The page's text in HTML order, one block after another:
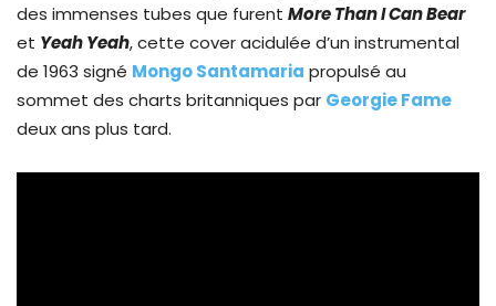
des immenses tubes que furent More Than I Can Bear
et Yeah Yeah, cette cover acidulée d’un instrumental
de 1963 signé Mongo Santamaria propulsé au
sommet des charts britanniques par Georgie Fame
deux ans plus tard.